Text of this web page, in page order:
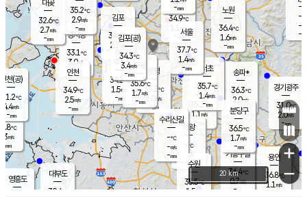
의도
℃
m/s
mm
영흥도
과천
35.2℃
1.1m/s
- mm
용인
36.8℃
1.1 m/s
경기광주
31.0℃
2.0m/s
-mm
대부도
30.6
경서동
33.1℃
3.0m/s
-mm
대곶
32.6℃
2.7m/s
-mm
-
-m/
-
의왕
- ℃
m/s
mm
김포
34.6℃
2.2 m/s
mm
광명
35.2 ℃
2.0 m/s
-mm
부천
34.2℃
1.5m/s
-mm
35.2℃
2.9m/s
-mm
구로
35.6℃
1.7m/s
-mm
34.9℃
m/s
- mm
노원
36.4℃
1.6m/s
-mm
송파*
36.3℃
2.0m/s
-mm
서초
35.7℃
1.4m/s
-mm
기흥구갈
36.4℃
0.7m/s
-
수리산길
-℃
-m/s
-mm
분당구
36.5℃
1.7m/s
-mm
-mm
인천(공)
31.2℃
4.4m/s
-mm
김포(공)
34.3℃
3.4m/s
-mm
수원
35.5℃
1.5 m/s
인천
34.9℃
2.5m/s
-mm
서울
37.7℃
1.4m/s
-mm
+
−
20 km